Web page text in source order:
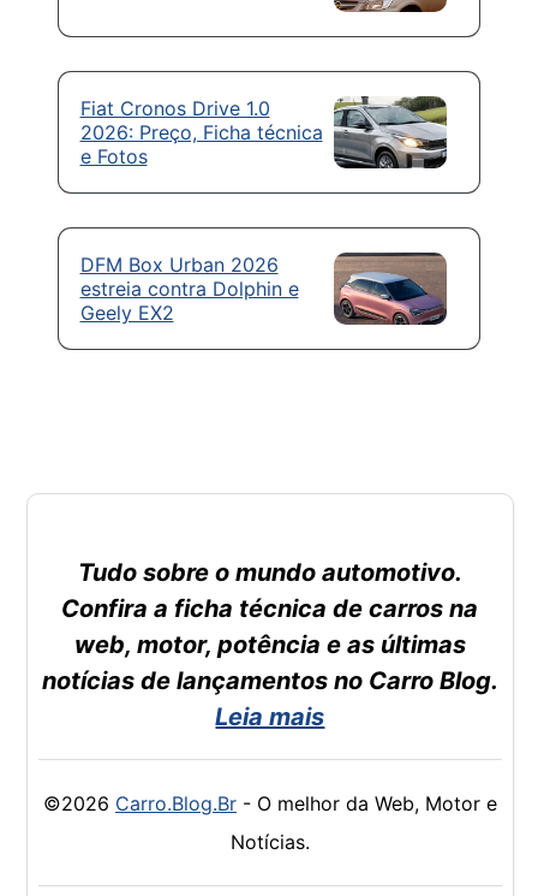
Fiat Cronos Drive 1.0
2026: Preço, Ficha técnica
e Fotos
DFM Box Urban 2026
estreia contra Dolphin e
Geely EX2
Tudo sobre o mundo automotivo.
Confira a ficha técnica de carros na
web, motor, potência e as últimas
notícias de lançamentos no Carro Blog.
Leia mais
©2026 Carro.Blog.Br- O melhor da Web, Motor e
Notícias.